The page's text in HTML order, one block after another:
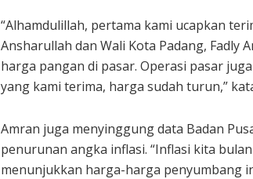
“Alhamdulillah, pertama kami ucapkan
Ansharullah dan Wali Kota Padang, Fadly
harga pangan di pasar. Operasi pasar
yang kami terima, harga sudah turun,”
Amran juga menyinggung data Badan
penurunan angka inflasi. “Inflasi kita
menunjukkan harga-harga penyumbang